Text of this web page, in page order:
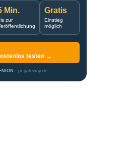
Min.
zur
Gratis
Einstieg
möglich
testen →
· pr-gateway.de